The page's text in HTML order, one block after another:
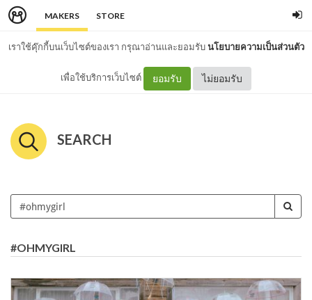
MAKERS STORE
เราใช้คุ๊กกี้บนเว็บไซต์ของเรา กรุณาอ่านและยอมรับนโยบายความเป็นส่วนตัว
เพื่อใช้บริการเว็บไซต์ ยอมรับ ไม่ยอมรับ
SEARCH
#OHMYGIRL